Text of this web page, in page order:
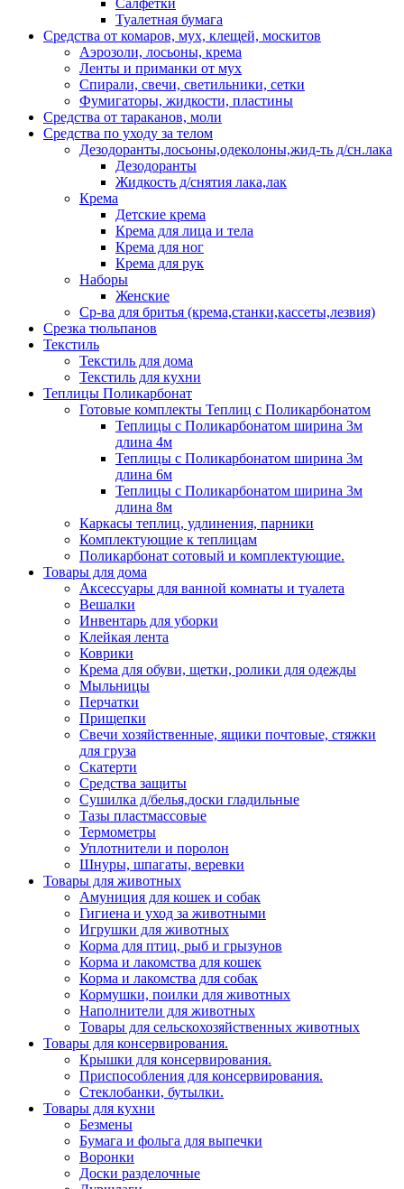
Салфетки
Туалетная бумага
Средства от комаров, мух, клещей, москитов
Аэрозоли, лосьоны, крема
Ленты и приманки от мух
Спирали, свечи, светильники, сетки
Фумигаторы, жидкости, пластины
Средства от тараканов, моли
Средства по уходу за телом
Дезодоранты,лосьоны,одеколоны,жид-ть д/сн.лака
Дезодоранты
Жидкость д/снятия лака,лак
Крема
Детские крема
Крема для лица и тела
Крема для ног
Крема для рук
Наборы
Женские
Ср-ва для бритья (крема,станки,кассеты,лезвия)
Срезка тюльпанов
Текстиль
Текстиль для дома
Текстиль для кухни
Теплицы Поликарбонат
Готовые комплекты Теплиц с Поликарбонатом
Теплицы с Поликарбонатом ширина 3м
длина 4м
Теплицы с Поликарбонатом ширина 3м
длина 6м
Теплицы с Поликарбонатом ширина 3м
длина 8м
Каркасы теплиц, удлинения, парники
Комплектующие к теплицам
Поликарбонат сотовый и комплектующие.
Товары для дома
Аксессуары для ванной комнаты и туалета
Вешалки
Инвентарь для уборки
Клейкая лента
Коврики
Крема для обуви, щетки, ролики для одежды
Мыльницы
Перчатки
Прищепки
Свечи хозяйственные, ящики почтовые, стяжки
для груза
Скатерти
Средства защиты
Сушилка д/белья,доски гладильные
Тазы пластмассовые
Термометры
Уплотнители и поролон
Шнуры, шпагаты, веревки
Товары для животных
Амуниция для кошек и собак
Гигиена и уход за животными
Игрушки для животных
Корма для птиц, рыб и грызунов
Корма и лакомства для кошек
Корма и лакомства для собак
Кормушки, поилки для животных
Наполнители для животных
Товары для сельскохозяйственных животных
Товары для консервирования.
Крышки для консервирования.
Приспособления для консервирования.
Стеклобанки, бутылки.
Товары для кухни
Безмены
Бумага и фольга для выпечки
Воронки
Доски разделочные